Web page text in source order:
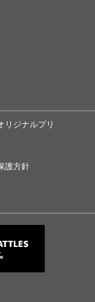
リジナルプリ
護方針